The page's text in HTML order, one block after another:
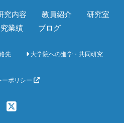
究内容 教員紹介
研究室
業績 ブログ
先 大学院への進学・共同研究
ーポリシー